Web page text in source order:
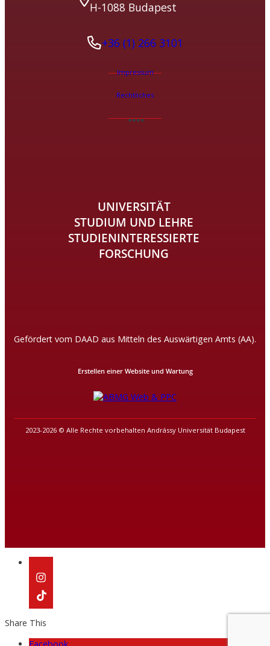
H-1088 Budapest
+36 (1) 266 3101
Impressum
Rechtliches
UNIVERSITÄT
STUDIUM UND LEHRE
STUDIENINTERESSIERTE
FORSCHUNG
Gefördert vom DAAD aus Mitteln des Auswärtigen Amts (AA).
2023-2026 © Alle Rechte vorbehalten Andrássy Universität Budapest
Erstellen einer Website und Wartung
Share This
Facebook